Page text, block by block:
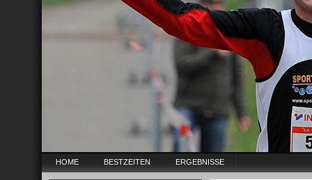
HOME BESTZEITEN ERGEBNISSE